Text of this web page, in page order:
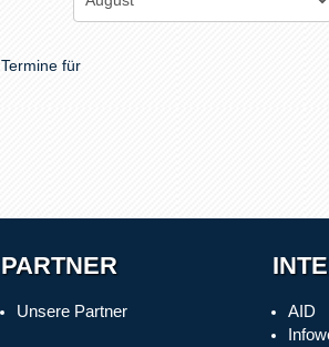
Termine für
PARTNER
Unsere Partner
AID